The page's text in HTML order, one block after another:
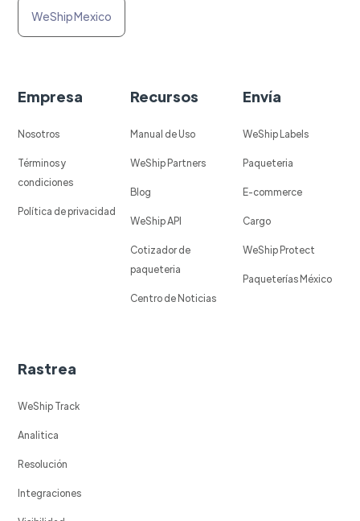
WeShip Mexico
Empresa
Nosotros
Términos y
condiciones
Política de privacidad
Recursos
Manual de Uso
WeShip Partners
Blog
WeShip API
Cotizador de
paqueteria
Centro de Noticias
Envía
WeShip Labels
Paqueteria
E-commerce
Cargo
WeShip Protect
Paqueterías México
Rastrea
WeShip Track
Analitica
Resolución
Integraciones